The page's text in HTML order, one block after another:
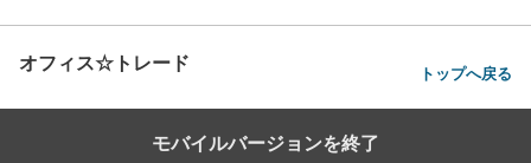
オフィス☆トレード トップへ戻る
モバイルバージョンを終了